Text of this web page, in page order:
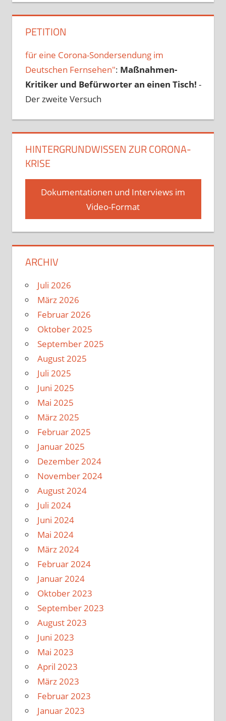
PETITION
für eine Corona-Sondersendung im
Deutschen Fernsehen": Maßnahmen-
Kritiker und Befürworter an einen Tisch! -
Der zweite Versuch
HINTERGRUNDWISSEN ZUR CORONA-
KRISE
Dokumentationen und Interviews im
Video-Format
ARCHIV
Juli 2026
März 2026
Februar 2026
Oktober 2025
September 2025
August 2025
Juli 2025
Juni 2025
Mai 2025
März 2025
Februar 2025
Januar 2025
Dezember 2024
November 2024
August 2024
Juli 2024
Juni 2024
Mai 2024
März 2024
Februar 2024
Januar 2024
Oktober 2023
September 2023
August 2023
Juni 2023
Mai 2023
April 2023
März 2023
Februar 2023
Januar 2023